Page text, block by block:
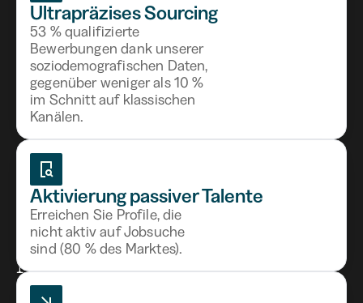
Ultrapräzises Sourcing
53 % qualifizierte
Bewerbungen dank unserer
soziodemografischen Daten,
gegenüber weniger als 10 %
im Schnitt auf klassischen
Kanälen.
Aktivierung passiver Talente
Erreichen Sie Profile, die
nicht aktiv auf Jobsuche
sind (80 % des Marktes).
Preisgekrönte HR-
Technologie
Blog
Unsere Artikel in den
Nachrichten